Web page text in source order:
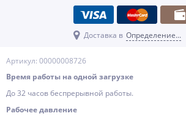
Артикул: 00000008726
Время работы на одной загрузке
До 32 часов беспрерывной работы.
Рабочее давление
Доставка в Определение...